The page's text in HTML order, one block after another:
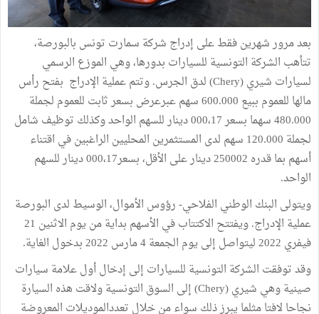
بعد مرور شهرين فقط على إدراج شركة سمارت تونس بالبورصة،
تتأهب الشركة التونسية للسيارات بدورها، وهي الموزع الرسمي
لسيارات شيري (Chery) لدق الجرس. وتتم عملية الإدراج بفتح رأس
مالها للعموم ببيع 600.000 سهم عبرعرض بسعر ثابت للعموم لجملة
480.000 سهما بسعر 000،17 دينار للسهم الواحد وكذلك توظيف شامل
لجملة 120.000 سهم لدى المستثمرين المحليين الراغبين في اقتناء
أسهم بما قدره 250002 دينار على الأقل، بسعر000،17 دينار للسهم
الواحد.
ويتولى البنك الوطني الفلاحي- رؤوس الأموال، الوسيط لدى البورصة
عملية الإدراج. ويفتتح الاكتتاب في الأسهم بداية من يوم الاثنين 21
فيفري 2022 ليتواصل إلى يوم الجمعة 4 مارس 2022 بدخول الغاية.
وقد توفقت الشركة التونسية للسيارات إلى إدخال أول علامة سيارات
صينية وهي شيري (Chery) إلى السوق التونسية ولاقت هذه السيارة
نجاحا لافتا مثلما يبرز ذلك سواء من خلال تعددالموديلات المعروضة